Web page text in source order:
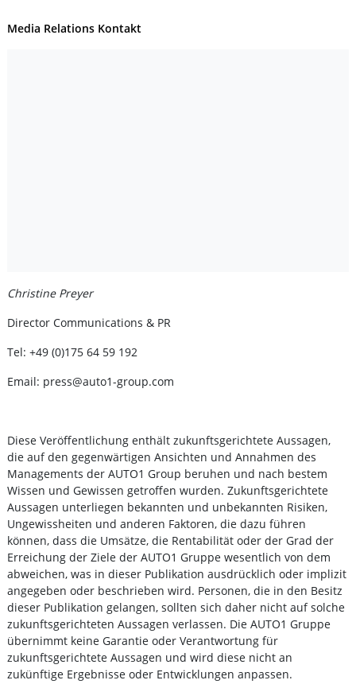
Media Relations Kontakt
Christine Preyer
Director Communications & PR
Tel: +49 (0)175 64 59 192
Email: press@auto1-group.com
Diese Veröffentlichung enthält zukunftsgerichtete Aussagen,
die auf den gegenwärtigen Ansichten und Annahmen des
Managements der AUTO1 Group beruhen und nach bestem
Wissen und Gewissen getroffen wurden. Zukunftsgerichtete
Aussagen unterliegen bekannten und unbekannten Risiken,
Ungewissheiten und anderen Faktoren, die dazu führen
können, dass die Umsätze, die Rentabilität oder der Grad der
Erreichung der Ziele der AUTO1 Gruppe wesentlich von dem
abweichen, was in dieser Publikation ausdrücklich oder implizit
angegeben oder beschrieben wird. Personen, die in den Besitz
dieser Publikation gelangen, sollten sich daher nicht auf solche
zukunftsgerichteten Aussagen verlassen. Die AUTO1 Gruppe
übernimmt keine Garantie oder Verantwortung für
zukunftsgerichtete Aussagen und wird diese nicht an
zukünftige Ergebnisse oder Entwicklungen anpassen.